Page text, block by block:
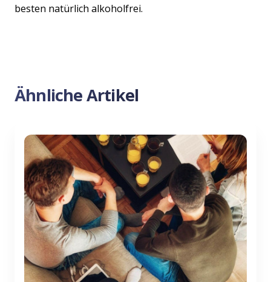
besten natürlich alkoholfrei.
Ähnliche Artikel